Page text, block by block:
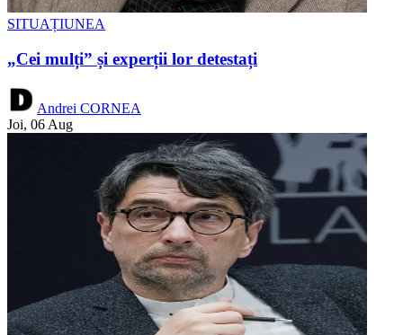
SITUAȚIUNEA
„Cei mulți” și experții lor detestați
Andrei CORNEA
Joi, 06 Aug